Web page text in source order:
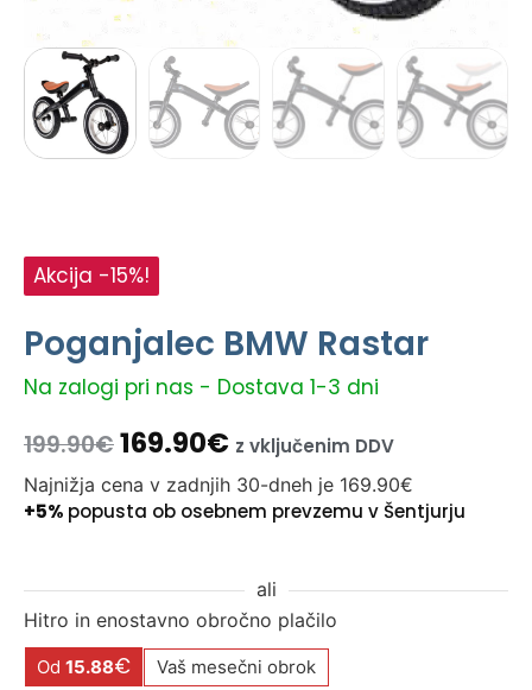
Akcija -15%!
Poganjalec BMW Rastar
Na zalogi pri nas - Dostava 1-3 dni
199.90€169.90€ z vključenim DDV
Najnižja cena v zadnjih 30-dneh je 169.90€
+5% popusta ob osebnem prevzemu v Šentjurju
ali
Hitro in enostavno obročno plačilo
Od 15.88€ Vaš mesečni obrok